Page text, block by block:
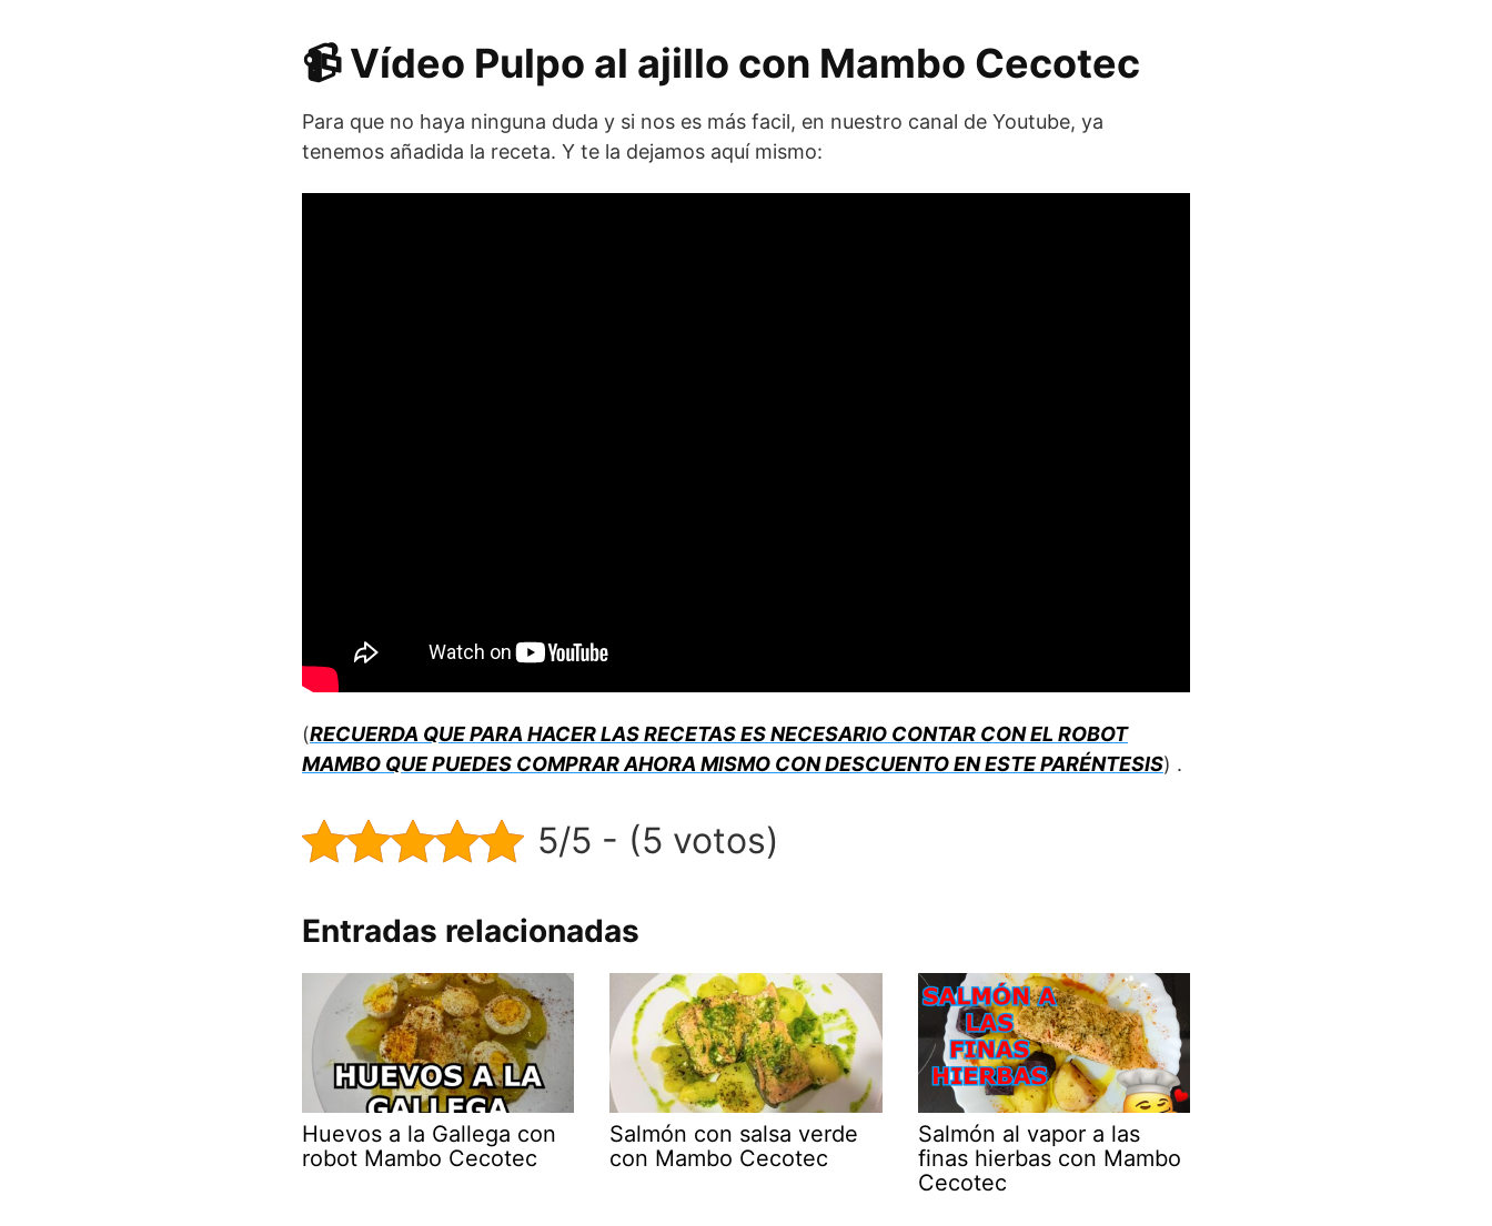
📹 Vídeo Pulpo al ajillo con Mambo Cecotec
Para que no haya ninguna duda y si nos es más facil, en nuestro canal de Youtube, ya
tenemos añadida la receta. Y te la dejamos aquí mismo:
(RECUERDA QUE PARA HACER LAS RECETAS ES NECESARIO CONTAR CON EL ROBOT
MAMBO QUE PUEDES COMPRAR AHORA MISMO CON DESCUENTO EN ESTE PARÉNTESIS) .
5/5 - (5 votos)
Entradas relacionadas
Huevos a la Gallega con
robot Mambo Cecotec
Salmón con salsa verde
con Mambo Cecotec
Salmón al vapor a las
finas hierbas con Mambo
Cecotec